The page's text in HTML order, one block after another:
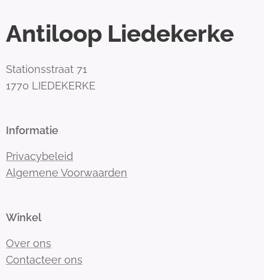
Antiloop Liedekerke
Stationsstraat 71
1770 LIEDEKERKE
Informatie
Privacybeleid
Algemene Voorwaarden
Winkel
Over ons
Contacteer ons